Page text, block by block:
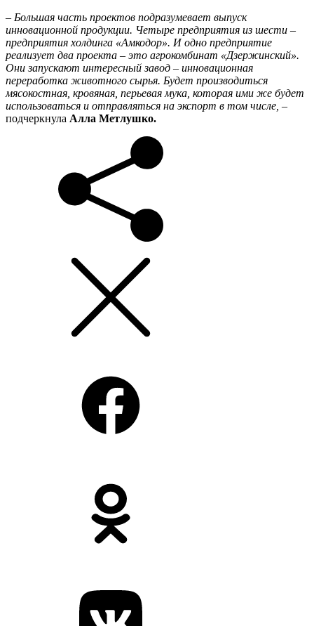
– Большая часть проектов подразумевает выпуск
инновационной продукции. Четыре предприятия из шести –
предприятия холдинга «Амкодор». И одно предприятие
реализует два проекта – это агрокомбинат «Дзержинский».
Они запускают интересный завод – инновационная
переработка животного сырья. Будет производиться
мясокостная, кровяная, перьевая мука, которая ими же будет
использоваться и отправляться на экспорт в том числе, –
подчеркнула Алла Метлушко.